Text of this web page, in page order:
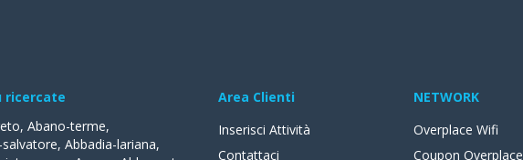
ricercate
, Abano-terme,
, Abbadia-lariana,
Area Clienti
Inserisci Attività
Contattaci
NETWORK
Overplace Wifi
Coupon Overplace